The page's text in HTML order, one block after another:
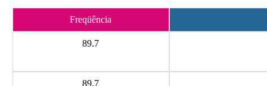
Freqüência
89.7
89.7